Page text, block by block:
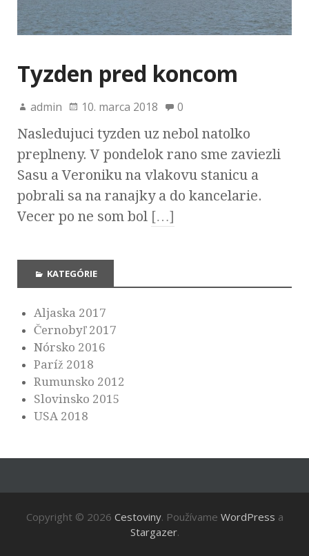
Tyzden pred koncom
admin 10. marca 2018 0
Nasledujuci tyzden uz nebol natolko
preplneny. V pondelok rano sme zaviezli
Sasu a Veroniku na vlakovu stanicu a
pobrali sa na ranajky a do kancelarie.
Vecer po ne som bol […]
KATEGÓRIE
Aljaska 2017
Černobyľ 2017
Nórsko 2016
Paríž 2018
Rumunsko 2012
Slovinsko 2015
USA 2018
Copyright © 2026 Cestoviny. Používame WordPress a
Stargazer.